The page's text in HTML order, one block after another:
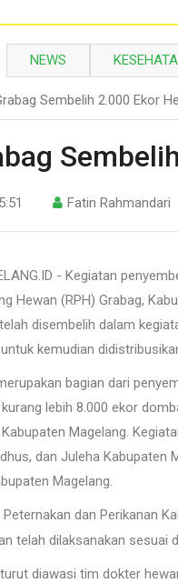
NEWS
Sembelih 2.000 Ekor
Fatin Rahmandari
- Kegiatan
Hewan (RPH) Grabag,
disembelih dalam
kemudian
bagian dari
lebih 8.000 ekor
Kabupaten Magelang.
dan Juleha Kabupaten
Magelang.
dan Perikanan
telah dilaksanakan sesuai
diawasi tim dokter